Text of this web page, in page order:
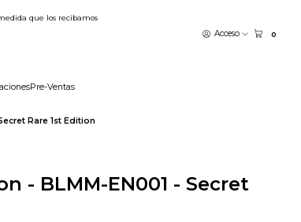
Acceso 0
Pre-Ventas
que los recibamos
Rare 1st Edition
- BLMM-EN001 - Secret